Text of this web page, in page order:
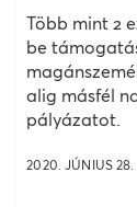
Több mint 2
be
alig másfél
pályázatot.
2020. JÚNIUS 28.